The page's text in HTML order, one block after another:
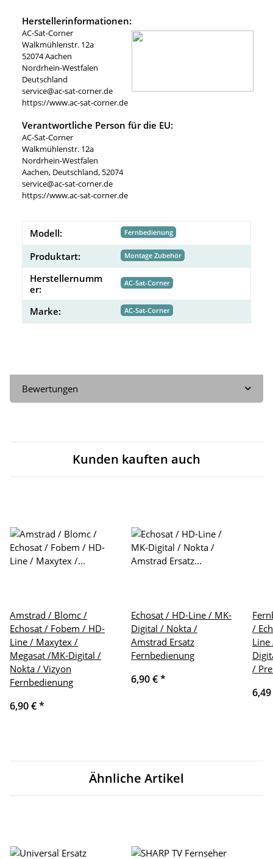
Herstellerinformationen:
AC-Sat-Corner
Walkmühlenstr. 12a
52074 Aachen
Nordrhein-Westfalen
Deutschland
service@ac-sat-corner.de
https://www.ac-sat-corner.de
Verantwortliche Person für die EU:
AC-Sat-Corner
Walkmühlenstr. 12a
Nordrhein-Westfalen
Aachen, Deutschland, 52074
service@ac-sat-corner.de
https://www.ac-sat-corner.de
Modell: Fernbedienung
Produktart: Montage Zubehör
Herstellernumm
er:
AC-Sat-Corner
Marke: AC-Sat-Corner
Bewertungen
Kunden kauften auch
Amstrad / Blomc /
Echosat / Fobem / HD-
Line / Maxytex /
Megasat /MK-Digital /
Nokta / Vizyon
Fernbedienung
6,90 €*
Echosat / HD-Line / MK-
Digital / Nokta /
Amstrad Ersatz
Fernbedienung
6,90 €*
/
Line
/
Ähnliche Artikel